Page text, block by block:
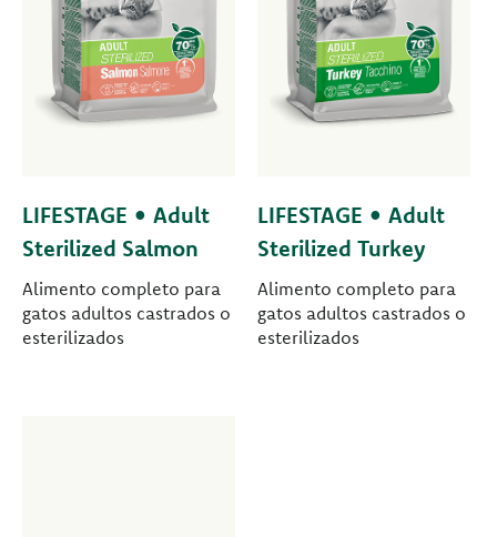
LIFESTAGE • Adult
Sterilized Salmon
Alimento completo para
gatos adultos castrados o
esterilizados
LIFESTAGE • Adult
Sterilized Turkey
Alimento completo para
gatos adultos castrados o
esterilizados